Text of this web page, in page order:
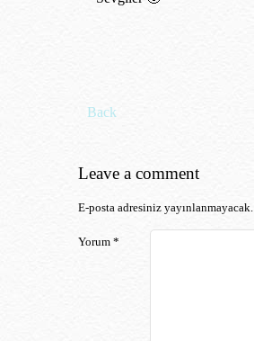
Post navigation
Back
Leave a comment
E-posta adresiniz yayınlanmayacak.
Yorum *